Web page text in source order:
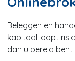
Beleggen en
kapitaal loopt
dan u bereid bent